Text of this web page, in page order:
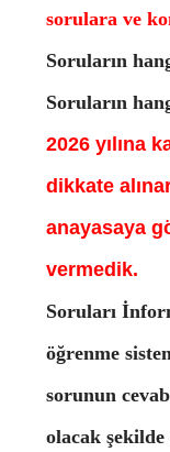
sorulara ve
Soruların
Soruların
2026 yılına
dikkate
anayasaya
vermedik.
Soruları
öğrenme
sorunun
olacak